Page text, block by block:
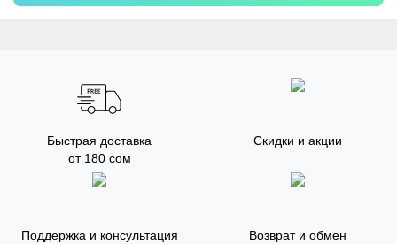
Быстрая доставка
от 180 сом
Скидки и акции
Поддержка и консультация Возврат и обмен